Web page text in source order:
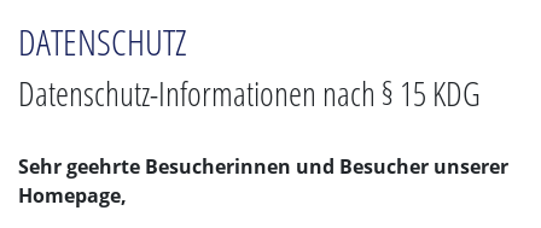
DATENSCHUTZ
Datenschutz-Informationen nach § 15 KDG
Sehr geehrte Besucherinnen und Besucher unserer
Homepage,